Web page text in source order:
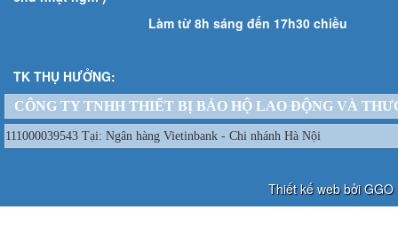
Làm từ 8h sáng đến 17h30 chiều
TK THỤ HƯỞNG:
CÔNG TY TNHH THIẾT BỊ BẢO HỘ LAO ĐỘNG VÀ
111000039543 Tại: Ngân hàng Vietinbank - Chi nhánh Hà Nội
Thiết kế web bởi GGO